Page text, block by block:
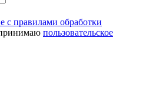
с правилами обработки
пользовательское